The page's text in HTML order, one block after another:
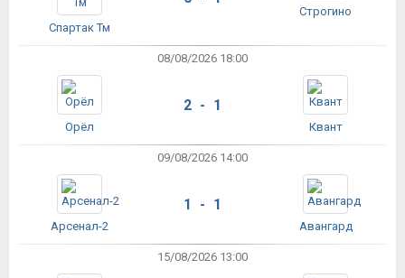
Спартак Тм
Строгино
08/08/2026 18:00
Орёл
2 - 1
Квант
09/08/2026 14:00
Арсенал-2
1 - 1
Авангард
15/08/2026 13:00